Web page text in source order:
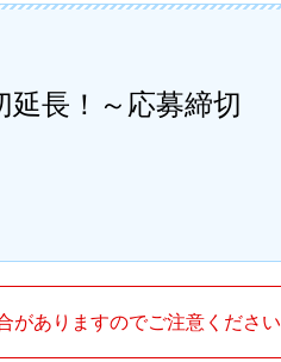
長！～応募締切
ありますのでご注意ください